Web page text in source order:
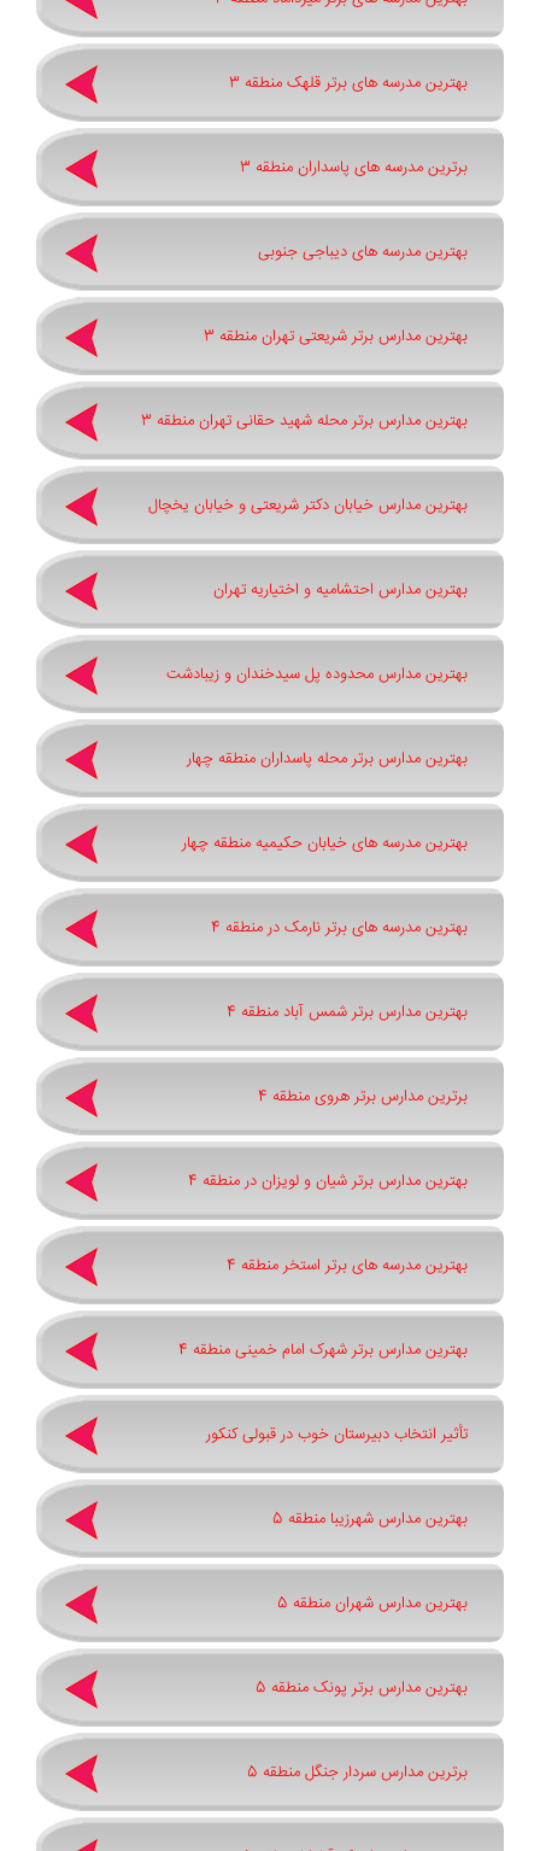
بهترین مدرسه های برتر قلهک منطقه 3
برترین مدرسه های پاسداران منطقه 3
بهترین مدرسه های دیباجی جنوبی
بهترین مدارس برتر شریعتی تهران منطقه 3
بهترین مدارس برتر محله شهید حقانی تهران منطقه 3
بهترین مدارس خیابان دکتر شریعتی و خیابان یخچال
بهترین مدارس احتشامیه و اختیاریه تهران
بهترین مدارس محدوده پل سیدخندان و زیبادشت
بهترین مدارس برتر محله پاسداران منطقه چهار
بهترین مدرسه های خیابان حکیمیه منطقه چهار
بهترین مدرسه های برتر نارمک در منطقه 4
بهترین مدارس برتر شمس آباد منطقه 4
برترین مدارس برتر هروی منطقه 4
بهترین مدارس برتر شیان و لویزان در منطقه 4
بهترین مدرسه های برتر استخر منطقه 4
بهترین مدارس برتر شهرک امام خمینی منطقه 4
تأثیر انتخاب دبیرستان خوب در قبولی کنکور
بهترین مدارس شهرزیبا منطقه 5
بهترین مدارس شهران منطقه 5
بهترین مدارس برتر پونک منطقه 5
برترین مدارس سردار جنگل منطقه 5